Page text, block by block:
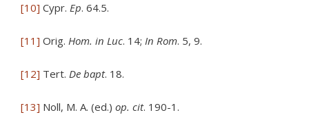
[10] Cypr. Ep. 64.5.
[11] Orig. Hom. in Luc. 14; In Rom. 5, 9.
[12] Tert. De bapt. 18.
[13] Noll, M. A. (ed.) op. cit. 190-1.